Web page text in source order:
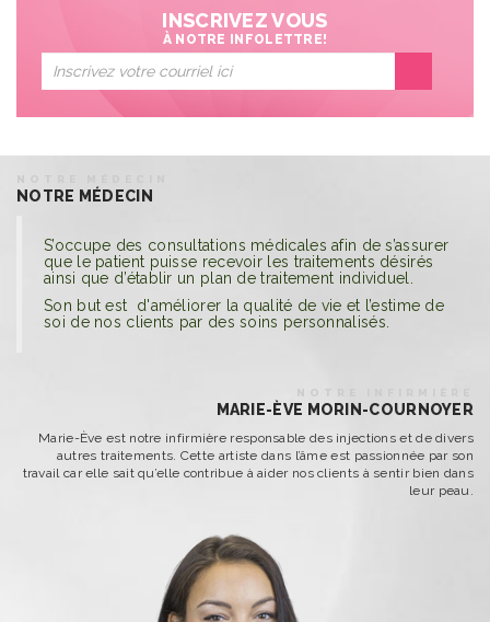
INSCRIVEZ VOUS
À NOTRE INFOLETTRE!
NOTRE MÉDECIN
S’occupe des consultations médicales afin de s’assurer
que le patient puisse recevoir les traitements désirés
ainsi que d’établir un plan de traitement individuel.
Son but est d'améliorer la qualité de vie et l’estime de
soi de nos clients par des soins personnalisés.
MARIE-ÈVE MORIN-COURNOYER
Marie-Ève est notre infirmière responsable des injections et de divers
autres traitements. Cette artiste dans l’âme est passionnée par son
travail car elle sait qu’elle contribue à aider nos clients à sentir bien dans
leur peau.